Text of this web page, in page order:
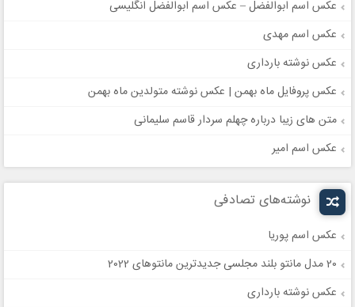
عکس اسم ابوالفضل – عکس اسم ابوالفضل انگلیسی
عکس اسم مهدی
عکس نوشته بارداری
عکس پروفایل ماه بهمن | عکس نوشته متولدین ماه بهمن
متن های زیبا درباره چهلم سردار قاسم سلیمانی
عکس اسم امیر
نوشته‌های تصادفی
عکس اسم پوریا
20 مدل مانتو بلند مجلسی جدیدترین مانتوهای 2022
عکس نوشته بارداری